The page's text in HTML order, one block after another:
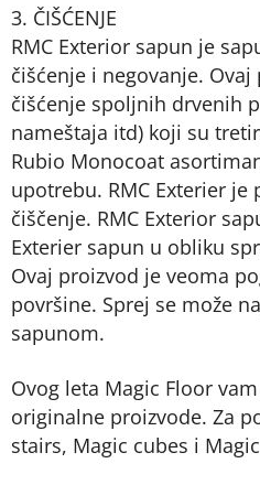
3. ČIŠĆENJE
RMC Exterior sapun je
čišćenje i negovanje.
čišćenje spoljnih drvenih
nameštaja itd) koji su
Rubio Monocoat
upotrebu. RMC Exterier
čiščenje. RMC Exterior
Exterier sapun u obliku
Ovaj proizvod je veoma
površine. Sprej se može
sapunom.
Ovog leta Magic Floor
originalne proizvode. Za
stairs, Magic cubes i